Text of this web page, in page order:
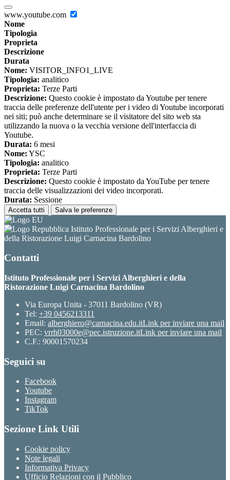
www.youtube.com
Nome
Tipologia
Proprieta
Descrizione
Durata
Nome: VISITOR_INFO1_LIVE
Tipologia: analitico
Proprieta: Terze Parti
Descrizione: Questo cookie è impostato da Youtube per tenere
traccia delle preferenze dell'utente per i video di Youtube incorporati
nei siti; può anche determinare se il visitatore del sito web sta
utilizzando la nuova o la vecchia versione dell'interfaccia di
Youtube.
Durata: 6 mesi
Nome: YSC
Tipologia: analitico
Proprieta: Terze Parti
Descrizione: Questo cookie è impostato da YouTube per tenere
traccia delle visualizzazioni dei video incorporati.
Durata: Sessione
Accetta tutti Salva le preferenze
Istituto Professionale per i Servizi Alberghieri e
della Ristorazione Luigi Carnacina Bardolino
Contatti
Istituto Professionale per i Servizi Alberghieri e della
Ristorazione Luigi Carnacina Bardolino
Via Europa Unita - 37011 Bardolino (VR)
Tel: +39 0456213311
Email: alberghiero@carnacina.edu.itLink per inviare una mail
PEC: vrrh03000e@pec.istruzione.itLink per inviare una mail
C.F.: 90001570234
Seguici su
Facebook
Youtube
Instagram
TikTok
Sezione Link Utili
Cookie policy
Note legali
Informativa Privacy
Ufficio Relazioni con il Pubblico